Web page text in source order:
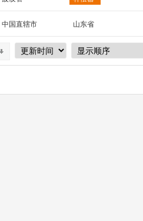
金属补偿器 波纹补偿器
中国直辖市
山东省
辽宁省
吉林省
四川省 贵州省